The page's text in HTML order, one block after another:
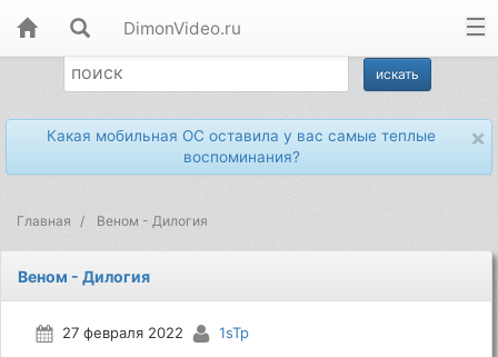
DimonVideo.ru
×
Какая мобильная ОС оставила у вас самые теплые
воспоминания?
Главная Веном - Дилогия
Веном - Дилогия
27 февраля 2022 1sTp